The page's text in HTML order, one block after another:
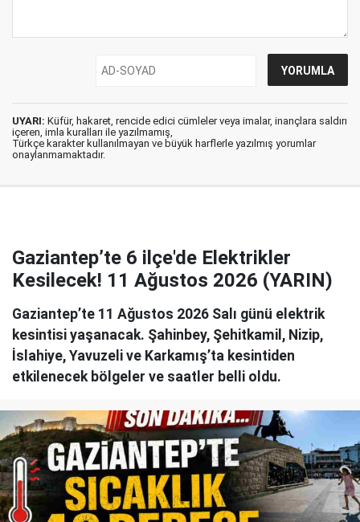
UYARI: Küfür, hakaret, rencide edici cümleler veya imalar, inançlara saldırı
içeren, imla kuralları ile yazılmamış,
Türkçe karakter kullanılmayan ve büyük harflerle yazılmış yorumlar
onaylanmamaktadır.
Gaziantep’te 6 ilçe'de Elektrikler
Kesilecek! 11 Ağustos 2026 (YARIN)
Gaziantep’te 11 Ağustos 2026 Salı günü elektrik
kesintisi yaşanacak. Şahinbey, Şehitkamil, Nizip,
İslahiye, Yavuzeli ve Karkamış’ta kesintiden
etkilenecek bölgeler ve saatler belli oldu.